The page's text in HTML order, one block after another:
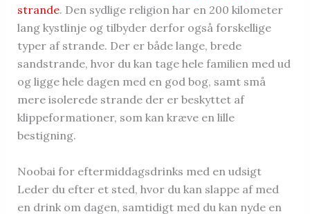
strande. Den sydlige religion har en 200 kilometer
lang kystlinje og tilbyder derfor også forskellige
typer af strande. Der er både lange, brede
sandstrande, hvor du kan tage hele familien med ud
og ligge hele dagen med en god bog, samt små
mere isolerede strande der er beskyttet af
klippeformationer, som kan kræve en lille
bestigning.
Noobai for eftermiddagsdrinks med en udsigt
Leder du efter et sted, hvor du kan slappe af med
en drink om dagen, samtidigt med du kan nyde en